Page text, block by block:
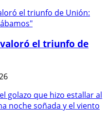
valoró el triunfo de